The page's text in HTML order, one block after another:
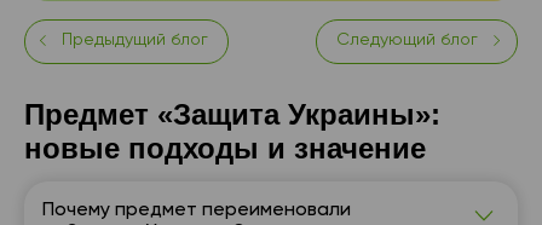
Предыдущий блог Следующий блог
Предмет «Защита Украины»:
новые подходы и значение
Почему предмет переименовали